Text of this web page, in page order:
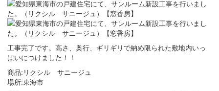
工事完了です。高さ、奥行、ギリギリで納め限られた敷地内いっ
ぱいにつけました！！
商品:リクシル サニージュ
場所:東海市